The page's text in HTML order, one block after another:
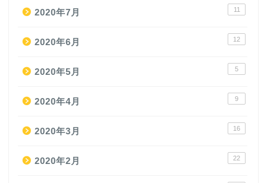
2020年7月 11
2020年6月 12
2020年5月 5
2020年4月 9
2020年3月 16
2020年2月 22